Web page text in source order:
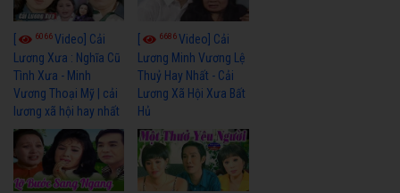
6066Video] Cải
Lương Xưa : Nghĩa Cũ
Tình Xưa - Minh
Vương Thoại Mỹ | cải
lương xã hội hay nhất
6686Video] Cải
Lương Minh Vương Lệ
Thuỷ Hay Nhất - Cải
Lương Xã Hội Xưa Bất
Hủ